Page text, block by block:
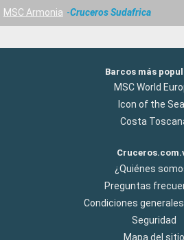
MSC Armonia
Cruceros Sudafrica
Barcos más
MSC World
Icon of the
Costa
¿Quiénes
Preguntas
Condiciones
Seguridad
Mapa del sitio